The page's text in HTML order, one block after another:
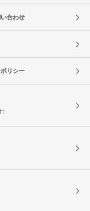
合わせ
リシー
!